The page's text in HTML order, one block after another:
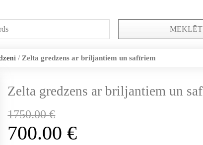
MEKLĒT
/ Zelta gredzens ar briljantiem un safīriem
Zelta gredzens ar briljantiem un
1750.00€
700.00€